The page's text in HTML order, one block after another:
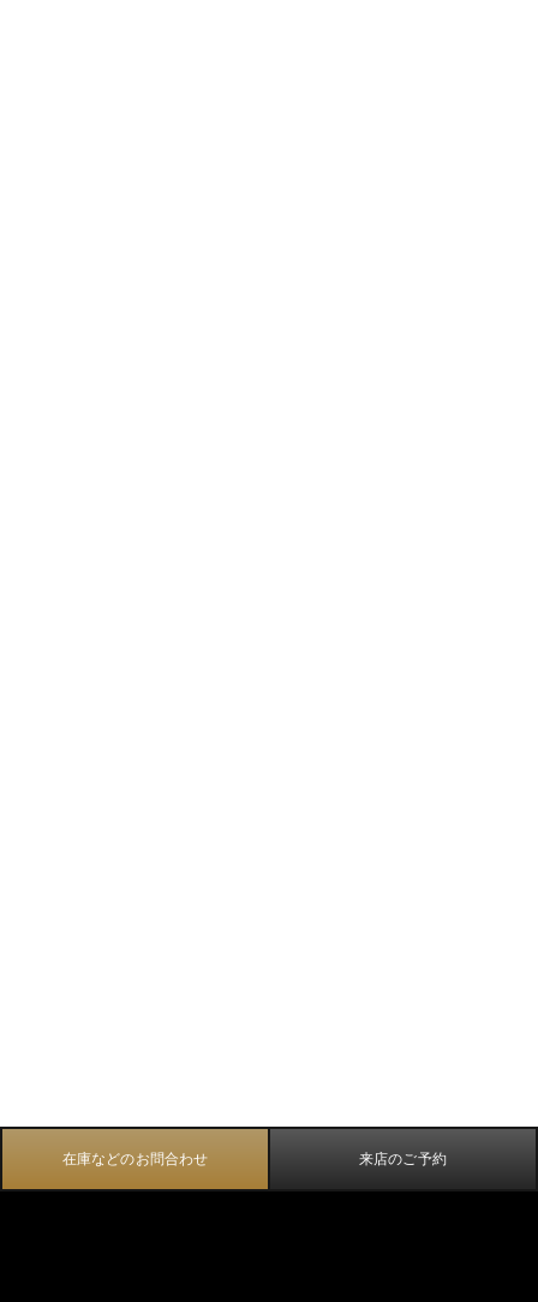
在庫などのお問合わせ 来店のご予約